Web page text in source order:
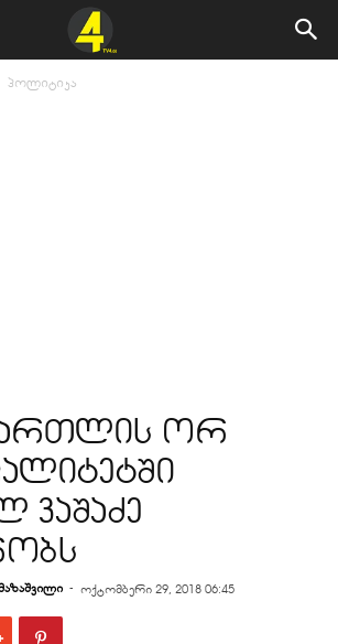
პოლიტიკა
ორ
- ოქტომბერი 29, 2018 06:45